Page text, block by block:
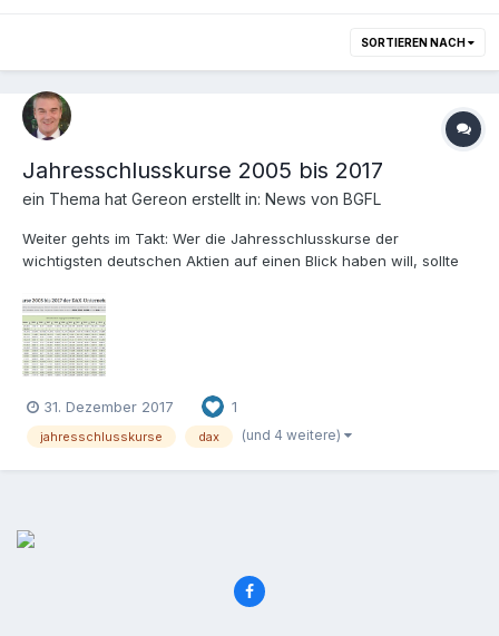
SORTIEREN NACH
Jahresschlusskurse 2005 bis 2017
ein Thema hat Gereon erstellt in: News von BGFL
Weiter gehts im Takt: Wer die Jahresschlusskurse der
wichtigsten deutschen Aktien auf einen Blick haben will, sollte
haben wir für alle Aktien aus DAX, MDAX, SDAX, TecDAX und
dem Börsensegment Scale die Jahresschlusskurse von 2005 bis
20...
31. Dezember 2017 1
jahresschlusskurse dax (und 4 weitere)